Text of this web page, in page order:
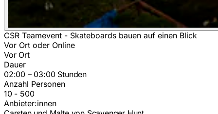
CSR Teamevent - Skateboards bauen auf einen Blick
Vor Ort oder Online
Vor Ort
Dauer
02:00 – 03:00 Stunden
Anzahl Personen
10 - 500
Anbieter:innen